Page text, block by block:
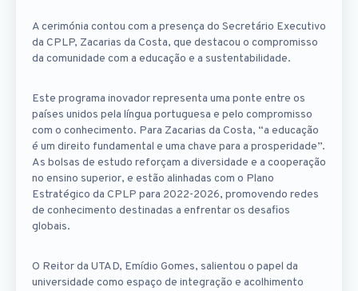
A cerimónia contou com a presença do Secretário Executivo
da CPLP, Zacarias da Costa, que destacou o compromisso
da comunidade com a educação e a sustentabilidade.
Este programa inovador representa uma ponte entre os
países unidos pela língua portuguesa e pelo compromisso
com o conhecimento. Para Zacarias da Costa, “a educação
é um direito fundamental e uma chave para a prosperidade”.
As bolsas de estudo reforçam a diversidade e a cooperação
no ensino superior, e estão alinhadas com o Plano
Estratégico da CPLP para 2022-2026, promovendo redes
de conhecimento destinadas a enfrentar os desafios
globais.
O Reitor da UTAD, Emídio Gomes, salientou o papel da
universidade como espaço de integração e acolhimento